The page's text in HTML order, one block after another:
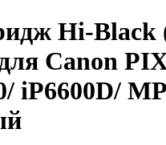
Hi-Black
Canon
iP6600D/